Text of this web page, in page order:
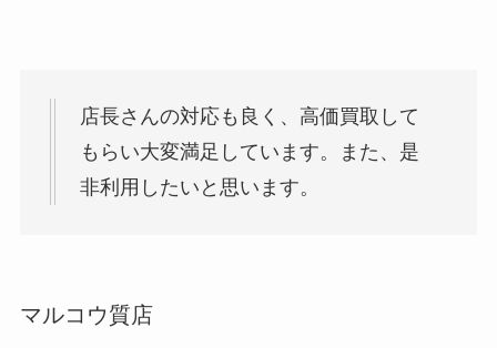
店長さんの対応も良く、高価買取して
もらい大変満足しています。また、是
非利用したいと思います。
マルコウ質店